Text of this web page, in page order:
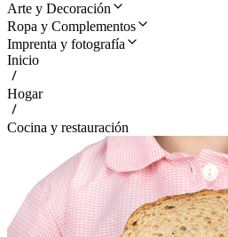
Arte y Decoración
Ropa y Complementos
Imprenta y fotografía
Inicio
Hogar
Cocina y restauración